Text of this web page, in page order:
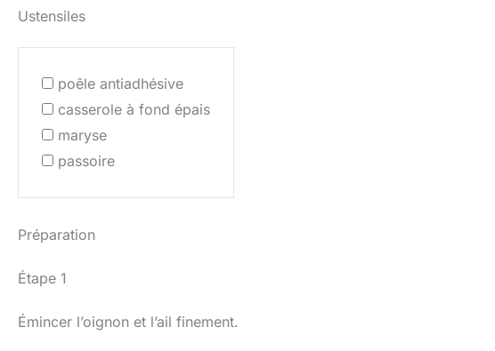
Ustensiles
poêle antiadhésive
casserole à fond épais
maryse
passoire
Préparation
Étape 1
Émincer l’oignon et l’ail finement.